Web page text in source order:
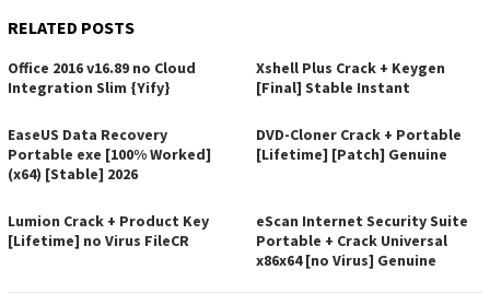
RELATED POSTS
Office 2016 v16.89 no Cloud
Integration Slim {Yify}
Xshell Plus Crack + Keygen
[Final] Stable Instant
EaseUS Data Recovery
Portable exe [100% Worked]
(x64) [Stable] 2026
DVD-Cloner Crack + Portable
[Lifetime] [Patch] Genuine
Lumion Crack + Product Key
[Lifetime] no Virus FileCR
eScan Internet Security Suite
Portable + Crack Universal
x86x64 [no Virus] Genuine